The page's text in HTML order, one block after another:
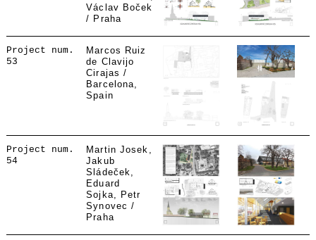
Václav Boček
/ Praha
Project num.
53
Marcos Ruiz
de Clavijo
Cirajas /
Barcelona,
Spain
Project num.
54
Martin Josek,
Jakub
Sládeček,
Eduard
Sojka, Petr
Synovec /
Praha